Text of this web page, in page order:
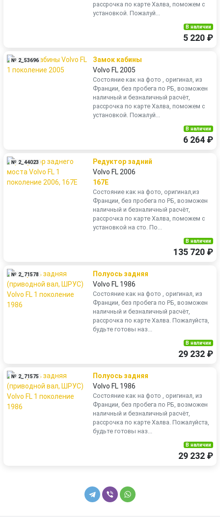
рассрочка по карте Халва, поможем с
установкой. Пожалуй...
В наличии
5 220 ₽
№ 2_53696
Замок кабины
Volvo FL 2005
Состояние как на фото , оригинал, из
Франции, без пробега по РБ, возможен
наличный и безналичный расчёт,
рассрочка по карте Халва, поможем с
установкой. Пожалуй...
В наличии
6 264 ₽
№ 2_44023
Редуктор задний
Volvo FL 2006
167E
Состояние как на фото, оригинал,из
Франции, без пробега по РБ, возможен
наличный и безналичный расчёт,
рассрочка по карте Халва, поможем с
установкой на сто. По...
В наличии
135 720 ₽
№ 2_71578
Полуось задняя
Volvo FL 1986
Состояние как на фото , оригинал, из
Франции, без пробега по РБ, возможен
наличный и безналичный расчёт,
рассрочка по карте Халва. Пожалуйста,
будьте готовы наз...
В наличии
29 232 ₽
№ 2_71575
Полуось задняя
Volvo FL 1986
Состояние как на фото , оригинал, из
Франции, без пробега по РБ, возможен
наличный и безналичный расчёт,
рассрочка по карте Халва. Пожалуйста,
будьте готовы наз...
В наличии
29 232 ₽